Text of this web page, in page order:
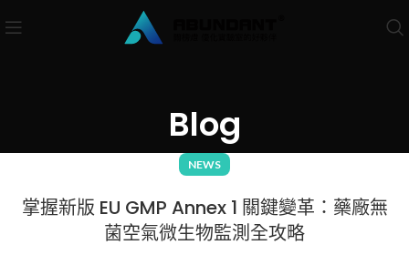
Blog
NEWS
掌握新版 EU GMP Annex 1 關鍵變革：藥廠無
菌空氣微生物監測全攻略